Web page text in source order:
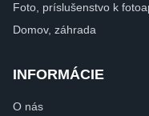
Foto, príslušenstvo k
Domov, záhrada
INFORMÁCIE
O nás